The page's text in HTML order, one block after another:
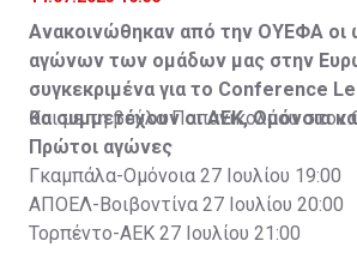
Ανακοινώθηκαν από την ΟΥΕΦΑ οι
αγώνων των ομάδων μας στην
συγκεκριμένα για το Conference
θα συμμετέχουν οι ΑΕΚ, Ομόνοια
Και με τη βούλα Παπανικολάου στον
Πρώτοι αγώνες
Γκαμπάλα-Ομόνοια 27 Ιουλίου 19:00
ΑΠΟΕΛ-Βοιβοντίνα 27 Ιουλίου 20:00
Τορπέντο-ΑΕΚ 27 Ιουλίου 21:00